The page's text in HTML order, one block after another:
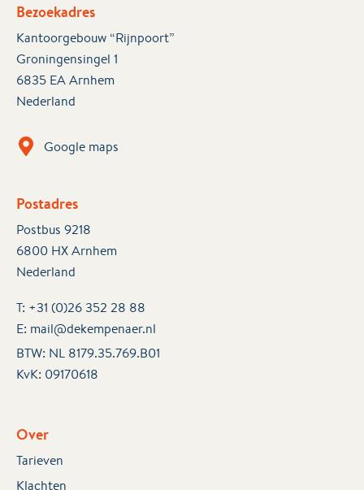
Bezoekadres
Kantoorgebouw “Rijnpoort”
Groningensingel 1
6835 EA Arnhem
Nederland
Google maps
Postadres
Postbus 9218
6800 HX Arnhem
Nederland
T: +31 (0)26 352 28 88
E: mail@dekempenaer.nl
BTW: NL 8179.35.769.B01
KvK: 09170618
Over
Tarieven
Klachten